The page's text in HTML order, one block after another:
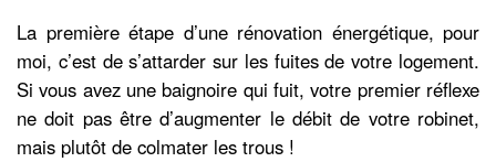
La première étape d’une rénovation énergétique, pour
moi, c’est de s’attarder sur les fuites de votre logement.
Si vous avez une baignoire qui fuit, votre premier réflexe
ne doit pas être d’augmenter le débit de votre robinet,
mais plutôt de colmater les trous !